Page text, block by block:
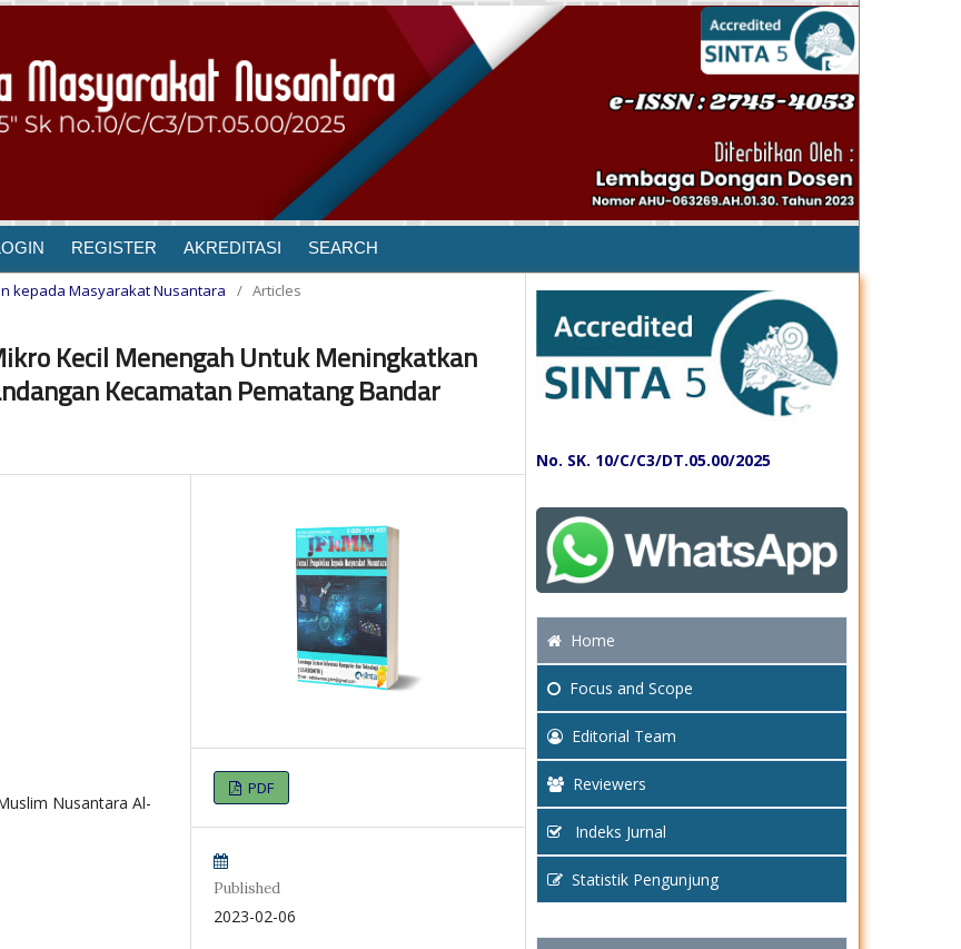
REGISTER AKREDITASI SEARCH
kepada Masyarakat Nusantara / Articles
Kecil Menengah Untuk Meningkatkan
Kecamatan Pematang Bandar
Nusantara Al-
PDF
Published
2023-02-06
No. SK. 10/C/C3/DT.05.00/2025
Home
Focus and Scope
Editorial Team
Reviewers
Indeks Jurnal
Statistik Pengunjung